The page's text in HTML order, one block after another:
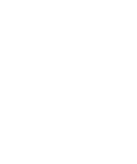
смешные истории,
карикатуры, шаржи, стихи,